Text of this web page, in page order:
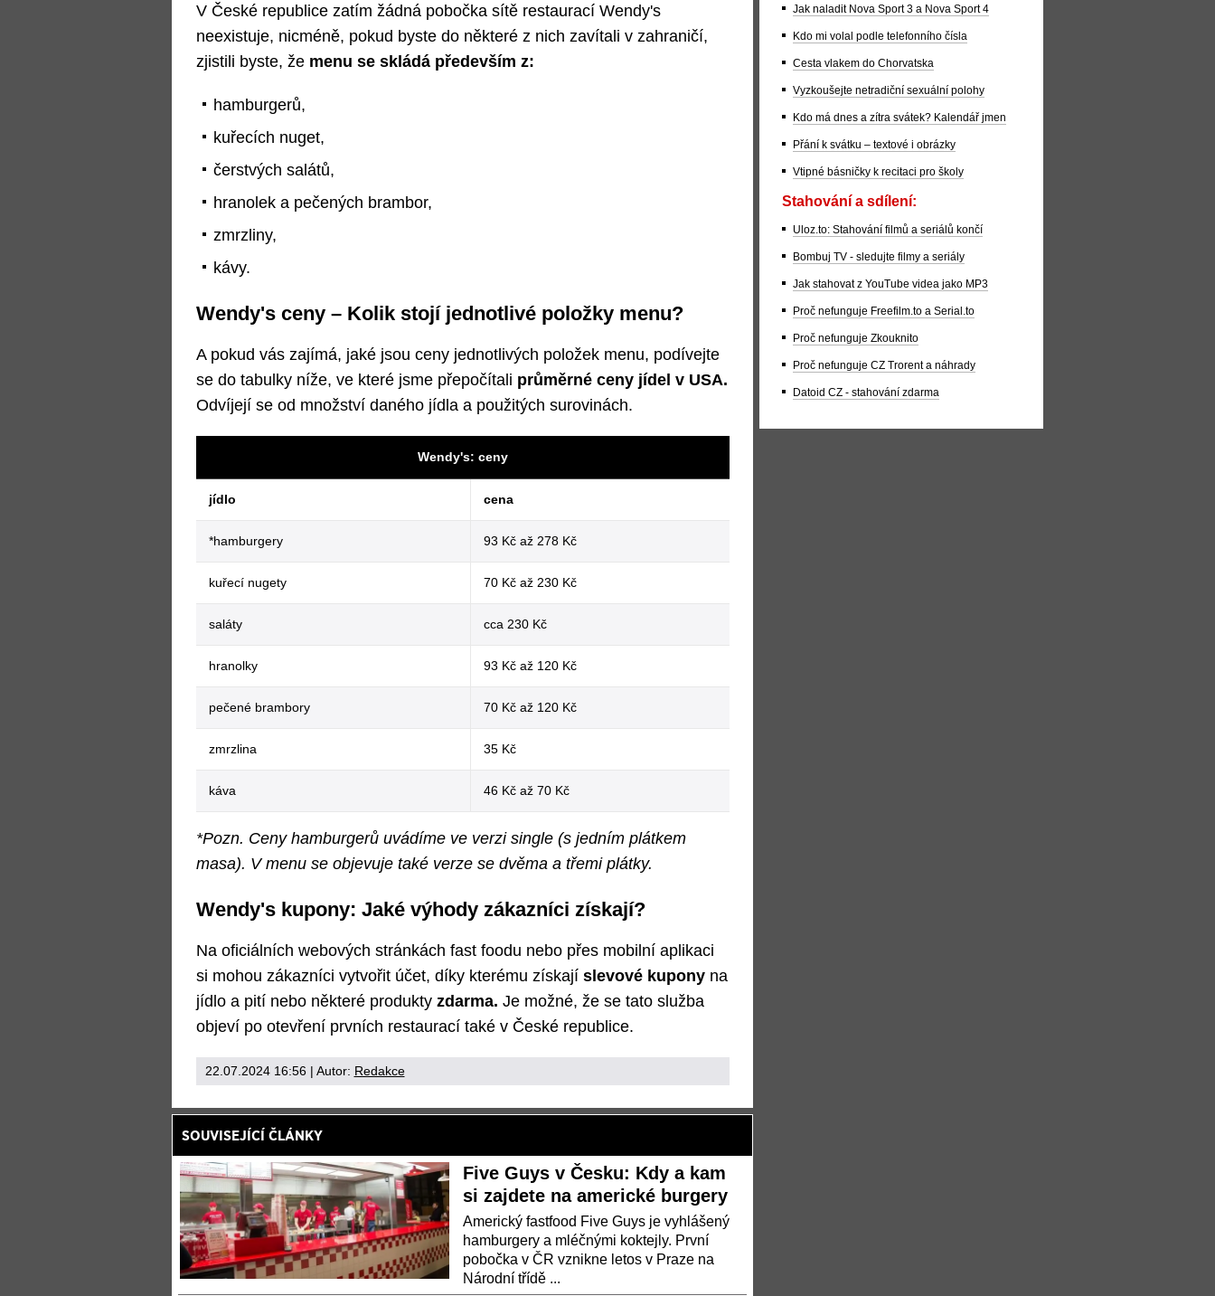
V České republice zatím žádná pobočka sítě restaurací Wendy's
neexistuje, nicméně, pokud byste do některé z nich zavítali v zahraničí,
zjistili byste, že menu se skládá především z:
hamburgerů,
kuřecích nuget,
čerstvých salátů,
hranolek a pečených brambor,
zmrzliny,
kávy.
Wendy's ceny – Kolik stojí jednotlivé položky menu?
A pokud vás zajímá, jaké jsou ceny jednotlivých položek menu, podívejte
se do tabulky níže, ve které jsme přepočítali průměrné ceny jídel v USA.
Odvíjejí se od množství daného jídla a použitých surovinách.
Wendy's: ceny
jídlo cena
*hamburgery 93 Kč až 278 Kč
kuřecí nugety 70 Kč až 230 Kč
saláty cca 230 Kč
hranolky 93 Kč až 120 Kč
pečené brambory 70 Kč až 120 Kč
zmrzlina 35 Kč
káva 46 Kč až 70 Kč
*Pozn. Ceny hamburgerů uvádíme ve verzi single (s jedním plátkem
masa). V menu se objevuje také verze se dvěma a třemi plátky.
Wendy's kupony: Jaké výhody zákazníci získají?
Na oficiálních webových stránkách fast foodu nebo přes mobilní aplikaci
si mohou zákazníci vytvořit účet, díky kterému získají slevové kuponyna
jídlo a pití nebo některé produkty zdarma. Je možné, že se tato služba
objeví po otevření prvních restaurací také v České republice.
22.07.2024 16:56| Autor: Redakce
SOUVISEJÍCÍ ČLÁNKY
Five Guys v Česku: Kdy a kam
si zajdete na americké burgery
Americký fastfood Five Guys je vyhlášený
hamburgery a mléčnými koktejly. První
pobočka v ČR vznikne letos v Praze na
Národní třídě ...
Jak naladit Nova Sport 3 a Nova Sport 4
Kdo mi volal podle telefonního čísla
Cesta vlakem do Chorvatska
Vyzkoušejte netradiční sexuální polohy
Kdo má dnes a zítra svátek? Kalendář jmen
Přání k svátku – textové i obrázky
Vtipné básničky k recitaci pro školy
Stahování a sdílení:
Uloz.to: Stahování filmů a seriálů končí
Bombuj TV - sledujte filmy a seriály
Jak stahovat z YouTube videa jako MP3
Proč nefunguje Freefilm.to a Serial.to
Proč nefunguje Zkouknito
Proč nefunguje CZ Trorent a náhrady
Datoid CZ - stahování zdarma